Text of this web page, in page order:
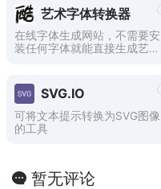
G、SVG转换为PNG、MOV转
换为MP4、MP4转换为MP
3、M4A转换为MP3。
艺术字体转换器
在线字体生成网站，不需要安
装任何字体就能直接生成艺术
SVG.IO
可将文本提示转换为SVG图像
的工具
暂无评论